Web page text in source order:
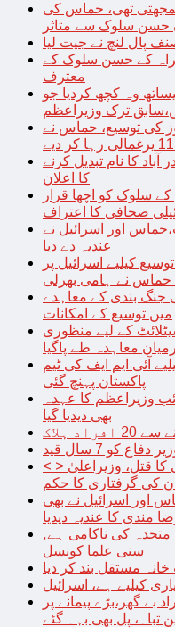
تھی، حماس کی
حسن سلوک سے متاثر
کے حسن سلوک کے
معترف
وہ کچھ کردیا جو
ترک وزیراعظم
و حماس جنگ بندی میں 2 روز کی توسیع، حماس نے
کا نام تبدیل کرنے
کا اعلان
کے سلوک کو اچھا قرار
صحافی کا اعتراف
اور اسرائیل نے
عندیہ دے دیا
کیلیے اسرائیل پر
حماس نے ہامی بھرلی
جنگ بندی کے معاہدے
میں توسیع کے امکانات
کے لیے منظوری
معاہدہ طے پاگیا
آئی ایم ایف کی ٹیم
پاکستان پہنچ گئی
وزیراعظم کا عہدہ
بھی دیدیا گیا
ہلاک
کو 7 سال قید
< > کوہستان میں جرگے کے حکم پر لڑکی کا قتل، وزیراعلیٰ
کی گرفتاری کا حکم
اور اسرائیل نے بھی
مندی کا عندیہ دیدیا
متحدہ کی ناکامی ہے,
سنی علما کونسل
مستقل بند کر دیا
کیلیے ہے، اسرائیل
سے7 لاکھ افراد بے گھر،بڑے پیمانے پر
تباہ، پل بھی بہہ گئے